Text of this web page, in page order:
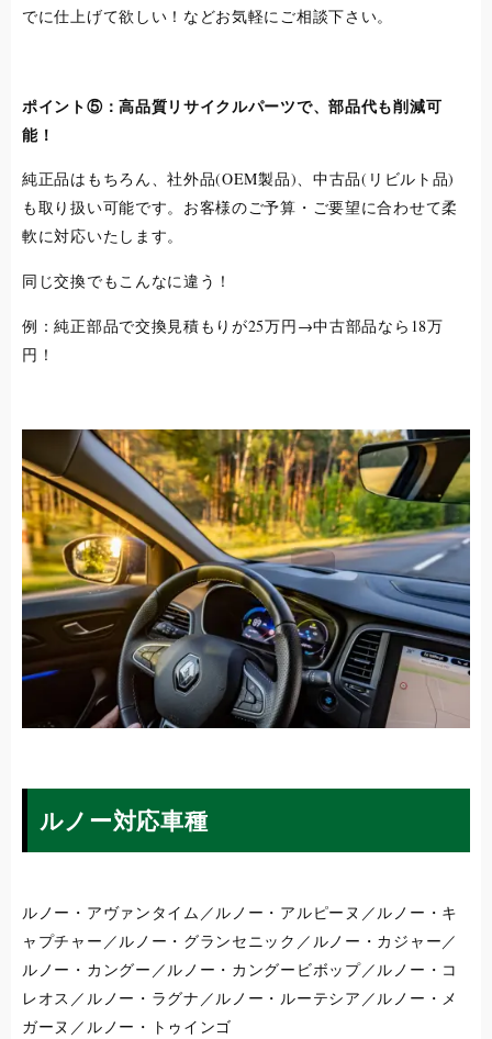
でに仕上げて欲しい！などお気軽にご相談下さい。
ポイント⑤：高品質リサイクルパーツで、部品代も削減可
能！
純正品はもちろん、社外品(OEM製品)、中古品(リビルト品)
も取り扱い可能です。お客様のご予算・ご要望に合わせて柔
軟に対応いたします。
同じ交換でもこんなに違う！
例：純正部品で交換見積もりが25万円→中古部品なら18万
円！
ルノー対応車種
ルノー・アヴァンタイム／ルノー・アルピーヌ／ルノー・キ
ャプチャー／ルノー・グランセニック／ルノー・カジャー／
ルノー・カングー／ルノー・カングービボップ／ルノー・コ
レオス／ルノー・ラグナ／ルノー・ルーテシア／ルノー・メ
ガーヌ／ルノー・トゥインゴ